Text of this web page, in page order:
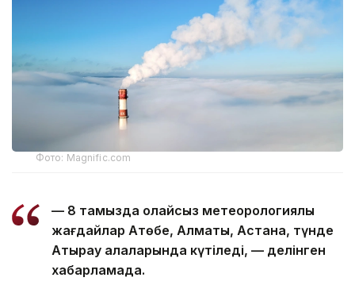
Фото: Magnific.com
— 8 тамызда қолайсыз метеорологиялық
жағдайлар Ақтөбе, Алматы, Астана, түнде
Атырау қалаларында күтіледі, — делінген
хабарламада.